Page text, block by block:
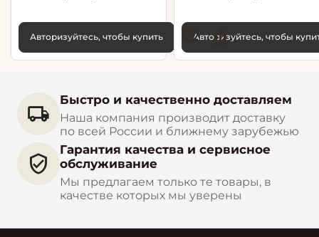
Авторизуйтесь, чтобы купить Авторизуйтесь, чтобы
Быстро и качественно доставляем
Наша компания производит доставку
по всей России и ближнему зарубежью
Гарантия качества и сервисное
обслуживание
Мы предлагаем только те товары, в
качестве которых мы уверены